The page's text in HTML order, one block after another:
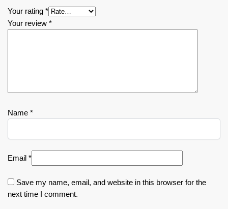
Your rating *
Your review *
Name *
Email *
Save my name, email, and website in this browser for the
next time I comment.